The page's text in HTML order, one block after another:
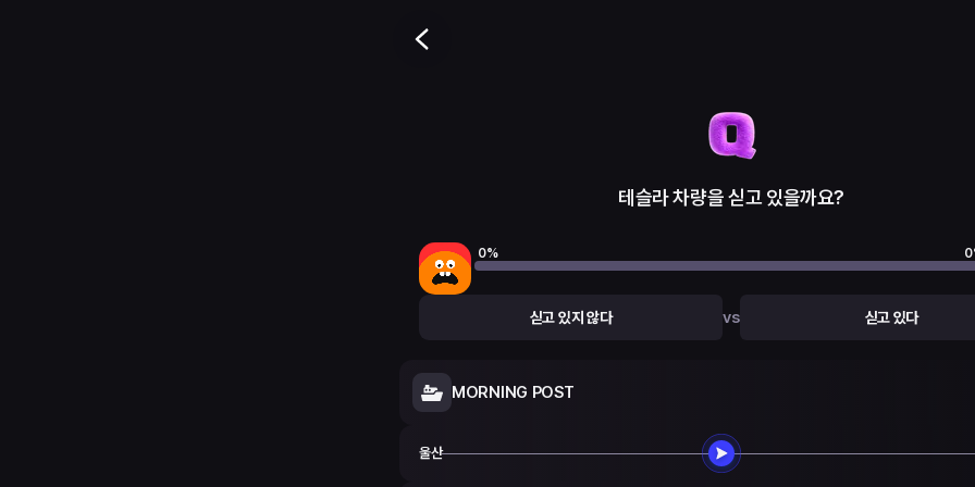
테슬라 차량을 싣고 있을까요?
0% 0
싣고 있지 않다 vs 싣고 있다
MORNING POST
울산